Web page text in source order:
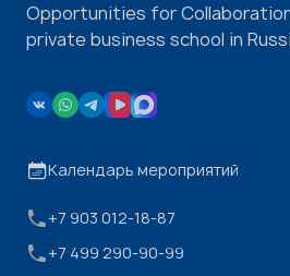
Opportunities for
private business school in
Календарь мероприятий
+7 903 012-18-87
+7 499 290-90-99